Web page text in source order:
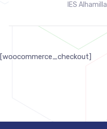
IES Alhamilla
[woocommerce_checkout]